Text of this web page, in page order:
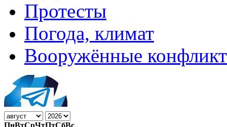
Протесты
Погода, климат
Вооружённые
ПнВтСрЧтПтСбВс